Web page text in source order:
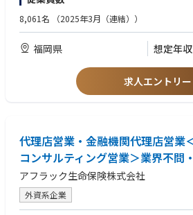
【業務内容】
■金融アプリ（自社開発）の新規機能追加/既
におけるサーバサイドプログラムの開発
機能仕様を策定
■フレームワーク：Spring Boot
■インフラ/クラウド：AWS
■プロジェクト管理・情報共有ツール：
■その他：Docker, Git, Bruno
【歓迎スキル／要件】
■性能などのパフォーマンス最適化経験
■BtoCアプリケーションの開発・運用経験
■銀行業界の知識・経験
■デジタルマーケティングに関する知識・経験
■最新技術への好奇心/キャッチアップ能力
8,061名 （2025年3月（連結））
福岡県 想定年収
求人エントリー
代理店営業・金融機関代理店営業
コンサルティング営業＞業界不問
アフラック生命保険株式会社
外資系企業